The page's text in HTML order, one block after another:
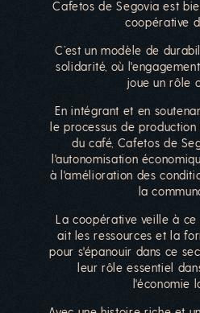
Cafetos de Segovia est
coopérative
C’est un modèle de
solidarité, où
joue un rôle
En intégrant et en
le processus de
du café, Cafetos de
l'autonomisation
à l'amélioration des
la
La coopérative veille à
ait les ressources et la
pour s'épanouir dans ce
leur rôle essentiel
l'économie